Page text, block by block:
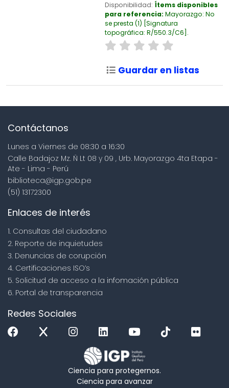
Disponibilidad: Ítems disponibles
para referencia: Mayorazgo: No
se presta (1) Signatura
topográfica: R/550.3/C6 .
Guardar en listas
Contáctanos
Lunes a Viernes de 08:30 a 16:30
Calle Badajoz Mz. Ñ Lt 08 y 09 , Urb. Mayorazgo 4ta Etapa -
Ate - Lima - Perú
biblioteca@igp.gob.pe
(51) 13172300
Enlaces de interés
1. Consultas del ciudadano
2. Reporte de inquietudes
3. Denuncias de corupción
4. Certificaciones ISO’s
5. Solicitud de acceso a la infomación pública
6. Portal de transparencia
Redes Sociales
Ciencia para protegernos.
Ciencia para avanzar